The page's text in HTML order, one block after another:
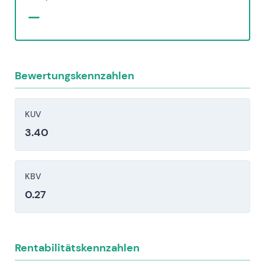
Entwicklungen in VWs operativem Geschäft und
Automobilkonjunktur: Rückgänge in der globalen
Fahrzeugnachfrage können die Portfolioerträge
belasten [web:3][web:1].
Kapitalintensität der Elektrifizierung: Der
beschleunigte Investitionsbedarf in
erhebliches Kapital binden und die Renditen
unter Druck setzen [web:4][web:6].
Regulatorisches und rechtliches Risiko: EU-
Corporate-Governance-Konflikte könnten zu
—
Bewertungskennzahlen
KUV
3.40
KBV
0.27
Rentabilitätskennzahlen